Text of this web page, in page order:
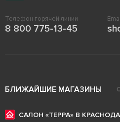
Телефон горячей линии
8 800 775-13-45
БЛИЖАЙШИЕ МАГАЗИНЫ
САЛОН «ТЕРРА» В